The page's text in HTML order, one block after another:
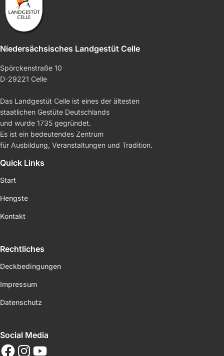
Niedersächsisches Landgestüt Celle
Spörckenstraße 10
D-29221 Celle
Das Landgestüt Celle ist eines der ältesten
staatlichen Gestüte Deutschlands
und wurde 1735 gegründet.
Es ist ein bedeutendes Zentrum
für Ausbildung, Veranstaltungen und Tradition.
Quick Links
Start
Hengste
Kontakt
Rechtliches
Deckbedingungen
Impressum
Datenschutz
Social Media